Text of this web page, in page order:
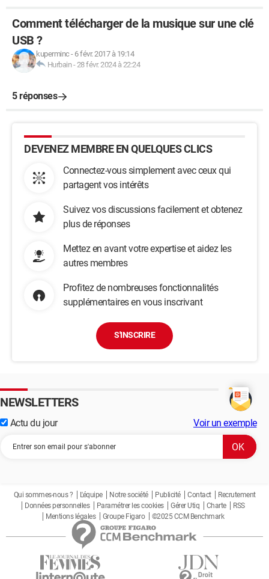
Comment télécharger de la musique sur une clé
USB ?
kuperminc - 6 févr. 2017 à 19:14
Hurbain-28 févr. 2024 à 22:24
5 réponses
DEVENEZ MEMBRE EN QUELQUES CLICS
Connectez-vous simplement avec ceux qui
partagent vos intérêts
Suivez vos discussions facilement et obtenez
plus de réponses
Mettez en avant votre expertise et aidez les
autres membres
Profitez de nombreuses fonctionnalités
supplémentaires en vous inscrivant
S'INSCRIRE
NEWSLETTERS
Actu du jour Voir un exemple
Qui sommes-nous ? L'équipe Notre société Publicité Contact
Recrutement
Données personnelles
Paramétrer les cookies Gérer Utiq Charte
RSS
Mentions légales
Groupe Figaro ©2025 CCM Benchmark